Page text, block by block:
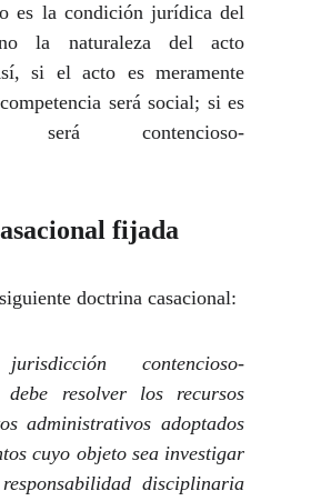
es la condición jurídica del
la naturaleza del acto
si el acto es meramente
será social; si es
será contencioso-
fijada
doctrina casacional:
contencioso-
debe resolver los recursos
administrativos adoptados
cuyo objeto sea investigar
disciplinaria